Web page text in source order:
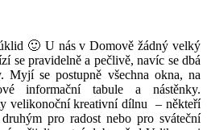
🙂 U nás v Domově žádný velký
se pravidelně a pečlivě, navíc se dbá
Myjí se postupně všechna okna, na
informační tabule a nástěnky.
velikonoční kreativní dílnu – někteří
pro radost nebo pro sváteční